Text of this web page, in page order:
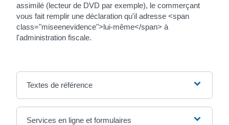
assimilé (lecteur de DVD par exemple), le commerçant
vous fait remplir une déclaration qu'il adresse <span
class="miseenevidence">lui-même</span> à
l'administration fiscale.
Textes de référence
Services en ligne et formulaires